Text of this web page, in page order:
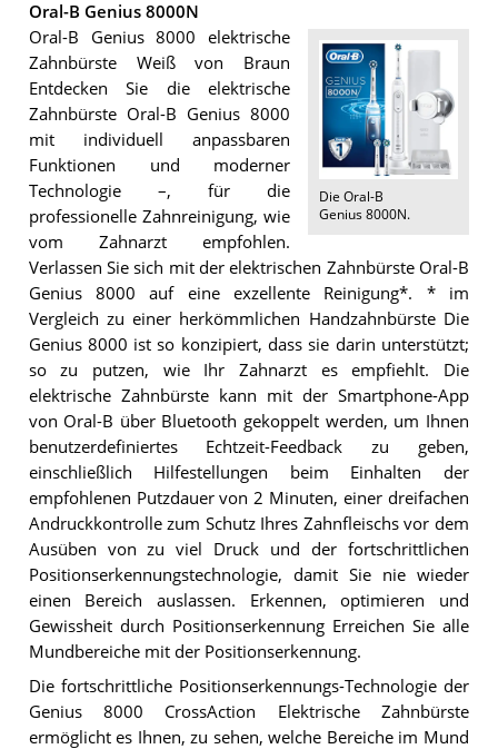
Oral-B Genius 8000N
Die Oral-B
Genius 8000N.
Oral-B Genius 8000 elektrische
Zahnbürste Weiß von Braun
Entdecken Sie die elektrische
Zahnbürste Oral-B Genius 8000
mit individuell anpassbaren
Funktionen und moderner
Technologie –, für die
professionelle Zahnreinigung, wie
vom Zahnarzt empfohlen.
Verlassen Sie sich mit der elektrischen Zahnbürste Oral-B
Genius 8000 auf eine exzellente Reinigung*. * im
Vergleich zu einer herkömmlichen Handzahnbürste Die
Genius 8000 ist so konzipiert, dass sie darin unterstützt;
so zu putzen, wie Ihr Zahnarzt es empfiehlt. Die
elektrische Zahnbürste kann mit der Smartphone-App
von Oral-B über Bluetooth gekoppelt werden, um Ihnen
benutzerdefiniertes Echtzeit-Feedback zu geben,
einschließlich Hilfestellungen beim Einhalten der
empfohlenen Putzdauer von 2 Minuten, einer dreifachen
Andruckkontrolle zum Schutz Ihres Zahnfleischs vor dem
Ausüben von zu viel Druck und der fortschrittlichen
Positionserkennungstechnologie, damit Sie nie wieder
einen Bereich auslassen. Erkennen, optimieren und
Gewissheit durch Positionserkennung Erreichen Sie alle
Mundbereiche mit der Positionserkennung.
Die fortschrittliche Positionserkennungs-Technologie der
Genius 8000 CrossAction Elektrische Zahnbürste
ermöglicht es Ihnen, zu sehen, welche Bereiche im Mund